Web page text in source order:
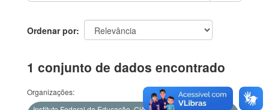
Ordenar por
1 conjunto de dados encontrado
Organizações: